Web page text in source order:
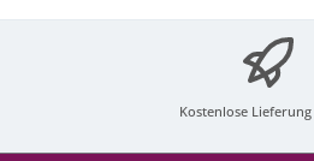
Kostenlose Lieferung